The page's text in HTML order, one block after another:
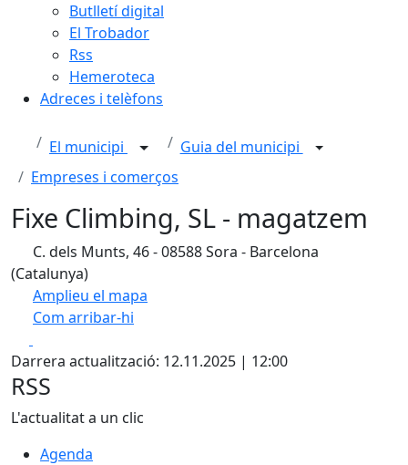
Butlletí digital
El Trobador
Rss
Hemeroteca
Adreces i telèfons
El municipi
Guia del municipi
Empreses i comerços
Fixe Climbing, SL - magatzem
C. dels Munts, 46 - 08588 Sora - Barcelona
(Catalunya)
Amplieu el mapa
Com arribar-hi
+
−
Darrera actualització: 12.11.2025 | 12:00
RSS
L'actualitat a un clic
Agenda